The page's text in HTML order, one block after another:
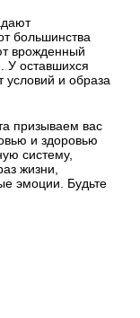
большинства
врожденный
У оставшихся
условий и образа
призываем вас
и здоровью
систему,
жизни,
эмоции. Будьте